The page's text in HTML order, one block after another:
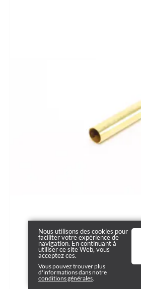
Nous utilisons des cookies pour
faciliter votre expérience de
navigation. En continuant à
utiliser ce site Web, vous
acceptez ces.
Vous pouvez trouver plus
d'informations dans notre
conditions générales.